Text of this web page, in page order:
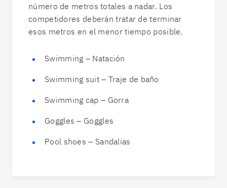
número de metros totales a nadar. Los
competidores deberán tratar de terminar
esos metros en el menor tiempo posible.
Swimming – Natación
Swimming suit – Traje de baño
Swimming cap – Gorra
Goggles – Goggles
Pool shoes – Sandalias